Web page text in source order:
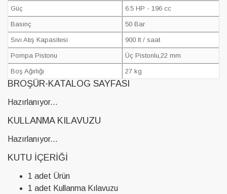
Güç 6.5 HP - 196 cc
Basınç 50 Bar
Sıvı Atış Kapasitesi 900 lt / saat
Pompa Pistonu Üç Pistonlu,22 mm
Boş Ağırlığı 27 kg
BROŞÜR-KATALOG SAYFASI
Hazırlanıyor...
KULLANMA KILAVUZU
Hazırlanıyor...
KUTU İÇERIĞI
1 adet Ürün
1 adet Kullanma Kılavuzu